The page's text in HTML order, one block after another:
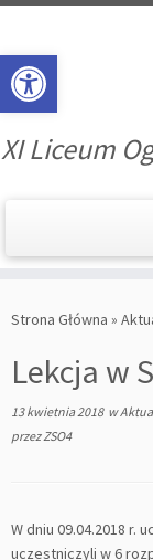
Open toolbar
to
XI Liceum
Strona Główna »
Lekcja w
13 kwietnia 2018w
przezZSO4
W dniu 09.04.2018 r.
uczestniczyli w 6